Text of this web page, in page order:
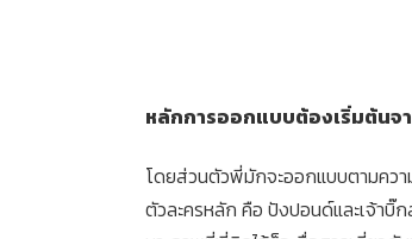
หลักการออกแบบต้องเริ่มต้นจา
โดยส่วนตัวพี่มักจะออกแบบตามควา
ตัวละครหลัก คือ ปังปอนด์และเจ้า